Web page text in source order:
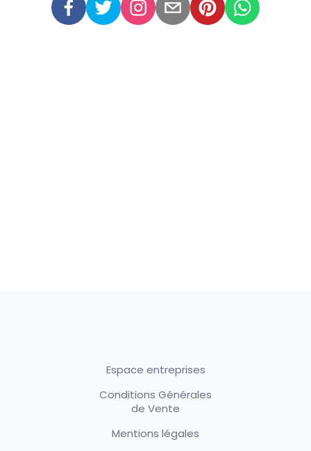
Espace entreprises
Conditions Générales
de Vente
Mentions légales